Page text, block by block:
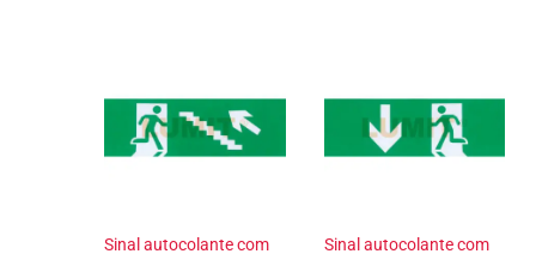
Sinal autocolante com
Sinal autocolante com